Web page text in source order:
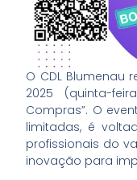
O CDL Blumenau
2025 (quinta-
Compras”. O
limitadas, é
profissionais do
inovação para